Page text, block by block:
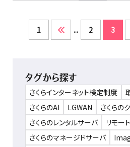
1 ... 2 3
タグから探す
さくらインターネット検定制度
さくらのAI
LGWAN
さくらの
さくらのレンタルサーバ
リモー
さくらのマネージドサーバ